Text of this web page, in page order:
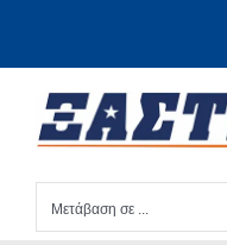
Μετάβαση σε ...